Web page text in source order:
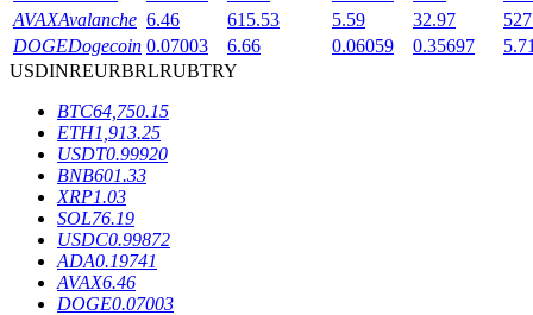
Inversiones exclusivas para titulares de BTR
AVAXAvalanche 6.46 615.53 5.59 32.97
DOGEDogecoin 0.07003 6.66 0.06059 0.35697
USDINREURBRLRUBTRY
BTC64,750.15
ETH1,913.25
USDT0.99920
BNB601.33
XRP1.03
SOL76.19
USDC0.99872
ADA0.19741
AVAX6.46
DOGE0.07003